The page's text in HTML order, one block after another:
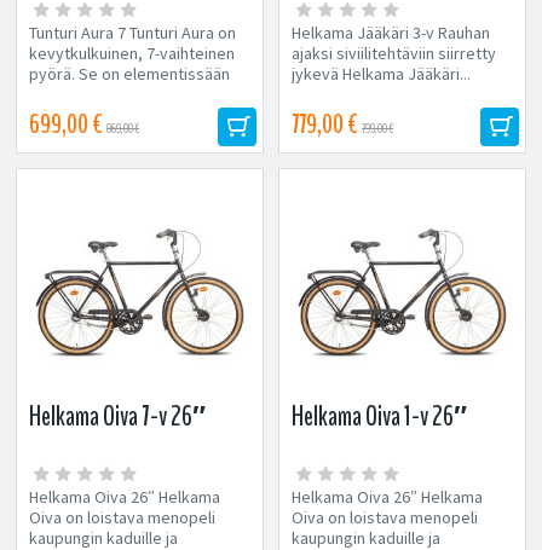
Tunturi Aura 7 Tunturi Aura on
kevytkulkuinen, 7-vaihteinen
pyörä. Se on elementissään
699,00 € 869,00 €
Helkama Jääkäri 3-v Rauhan
ajaksi siviilitehtäviin siirretty
jykevä Helkama Jääkäri...
779,00 € 799,00 €
Helkama Oiva 7-v 26″
Helkama Oiva 26″ Helkama
Oiva on loistava menopeli
kaupungin kaduille ja
Helkama Oiva 1-v 26″
Helkama Oiva 26″ Helkama
Oiva on loistava menopeli
kaupungin kaduille ja